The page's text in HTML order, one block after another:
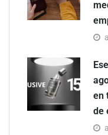
en
de